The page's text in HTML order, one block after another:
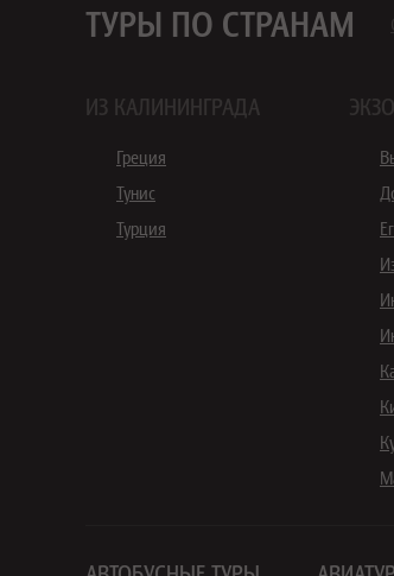
ТУРЫ ПО СТРАНАМ
ИЗ КАЛИНИНГРАДА
Греция
Тунис
Турция